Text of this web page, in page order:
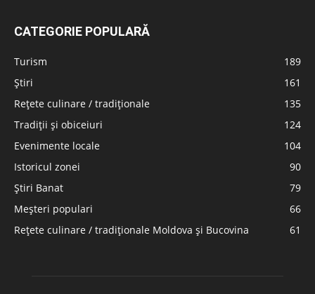
CATEGORIE POPULARĂ
Turism
189
Știri
161
Rețete culinare / tradiționale
135
Tradiții și obiceiuri
124
Evenimente locale
104
Istoricul zonei
90
Știri Banat
79
Meșteri populari
66
Rețete culinare / tradiționale Moldova și Bucovina
61